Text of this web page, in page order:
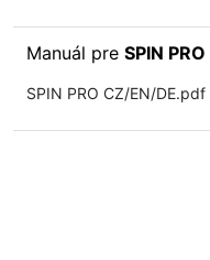
Manuál pre SPIN PRO
SPIN PRO CZ/EN/DE.pdf